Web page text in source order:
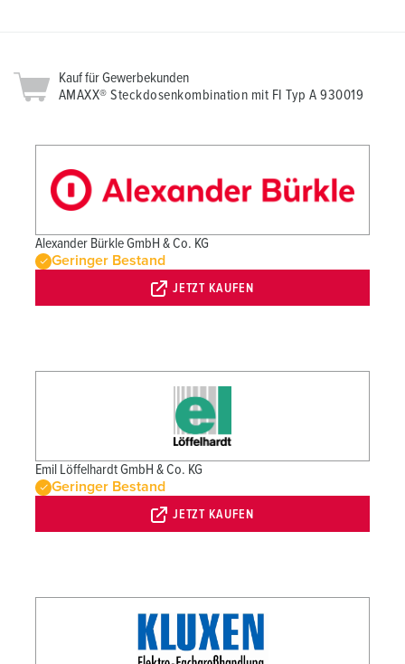
Kauf für Gewerbekunden
AMAXX® Steckdosenkombination mit FI Typ A 930019
Alexander Bürkle GmbH & Co. KG
Geringer Bestand
JETZT KAUFEN
Emil Löffelhardt GmbH & Co. KG
Geringer Bestand
JETZT KAUFEN